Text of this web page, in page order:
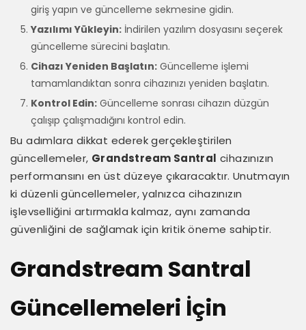
giriş yapın ve güncelleme sekmesine gidin.
Yazılımı Yükleyin: İndirilen yazılım dosyasını seçerek
güncelleme sürecini başlatın.
Cihazı Yeniden Başlatın: Güncelleme işlemi
tamamlandıktan sonra cihazınızı yeniden başlatın.
Kontrol Edin: Güncelleme sonrası cihazın düzgün
çalışıp çalışmadığını kontrol edin.
Bu adımlara dikkat ederek gerçekleştirilen
güncellemeler, Grandstream Santral cihazınızın
performansını en üst düzeye çıkaracaktır. Unutmayın
ki düzenli güncellemeler, yalnızca cihazınızın
işlevselliğini artırmakla kalmaz, aynı zamanda
güvenliğini de sağlamak için kritik öneme sahiptir.
Grandstream Santral
Güncellemeleri İçin